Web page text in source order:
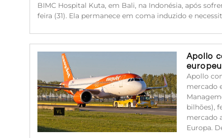
BIMC Hospital Kuta, em Bali, na Indonésia, após
feira (31). Ela permanece em coma induzido e
Apollo
europeu
Apollo
mercado
bilhões),
mercado
Europa.